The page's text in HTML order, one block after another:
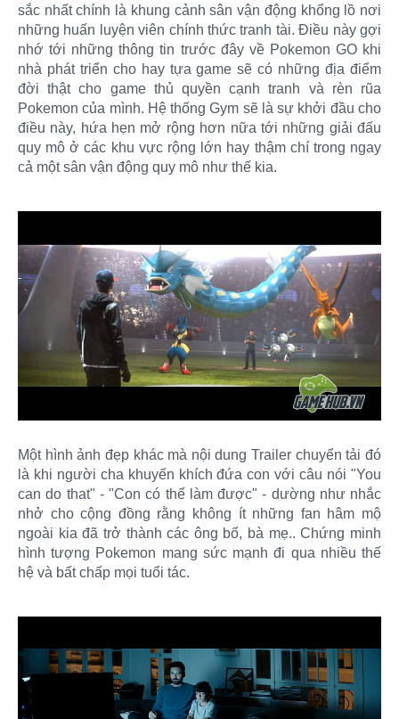
sắc nhất chính là khung cảnh sân vận động khổng lồ nơi
những huấn luyện viên chính thức tranh tài. Điều này gợi
nhớ tới những thông tin trước đây về Pokemon GO khi
nhà phát triển cho hay tựa game sẽ có những địa điểm
đời thật cho game thủ quyền cạnh tranh và rèn rũa
Pokemon của mình. Hệ thống Gym sẽ là sự khởi đầu cho
điều này, hứa hẹn mở rộng hơn nữa tới những giải đấu
quy mô ở các khu vực rộng lớn hay thậm chí trong ngay
cả một sân vận động quy mô như thế kia.
Một hình ảnh đẹp khác mà nội dung Trailer chuyển tải đó
là khi người cha khuyến khích đứa con với câu nói "You
can do that" - "Con có thể làm được" - dường như nhắc
nhở cho cộng đồng rằng không ít những fan hâm mộ
ngoài kia đã trở thành các ông bố, bà mẹ.. Chứng minh
hình tượng Pokemon mang sức mạnh đi qua nhiều thế
hệ và bất chấp mọi tuổi tác.